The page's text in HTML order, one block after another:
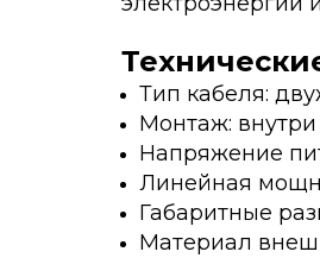
Тип кабеля:
Монтаж: внутри
Напряжение
Линейная
Габаритные
Материал